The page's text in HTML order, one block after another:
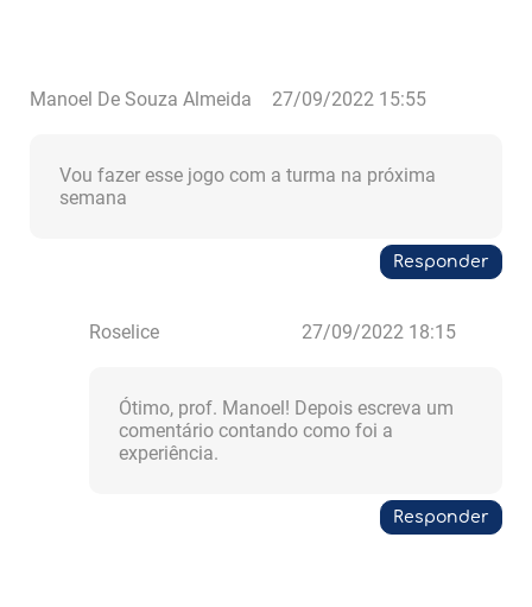
Manoel De Souza Almeida 27/09/2022 15:55
Vou fazer esse jogo com a turma na próxima
semana
Responder
Roselice 27/09/2022 18:15
Ótimo, prof. Manoel! Depois escreva um
comentário contando como foi a
experiência.
Responder